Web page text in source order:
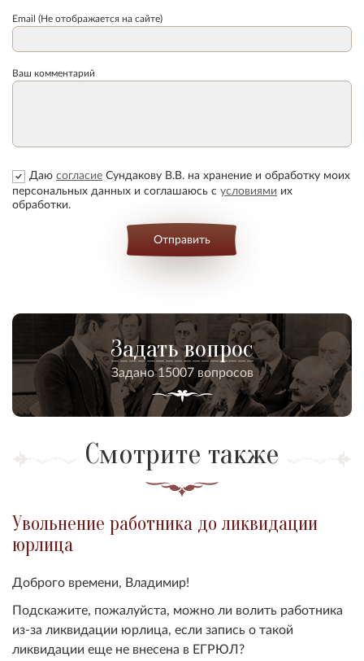
Email (Не отображается на сайте)
Ваш комментарий
Даю согласие Сундакову В.В. на хранение и обработку моих
персональных данных и соглашаюсь с условиями их
обработки.
Отправить
Задать вопрос
Задано 15007 вопросов
Смотрите также
Увольнение работника до ликвидации
юрлица
Доброго времени, Владимир!
Подскажите, пожалуйста, можно ли волить работника
из-за ликвидации юрлица, если запись о такой
ликвидации еще не внесена в ЕГРЮЛ?